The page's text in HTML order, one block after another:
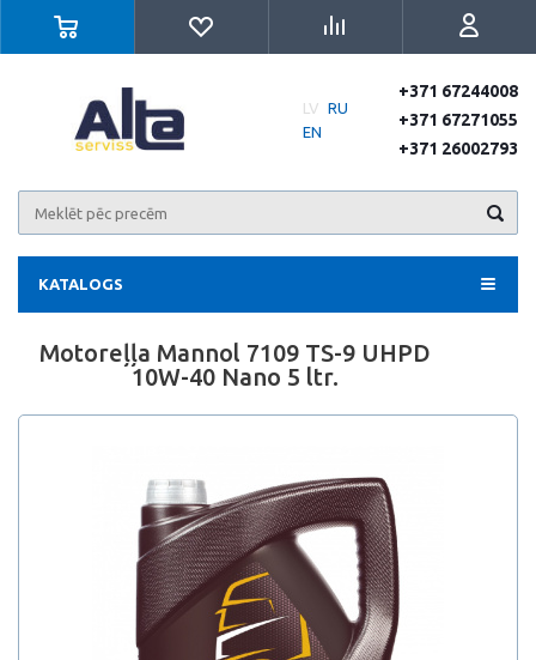
LV RU
EN
+371 67244008
+371 67271055
+371 26002793
KATALOGS
Motoreļļa Mannol 7109 TS-9 UHPD
10W-40 Nano 5 ltr.